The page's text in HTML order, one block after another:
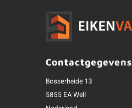
Contactgegevens
Bosserheide 13
5855 EA Well